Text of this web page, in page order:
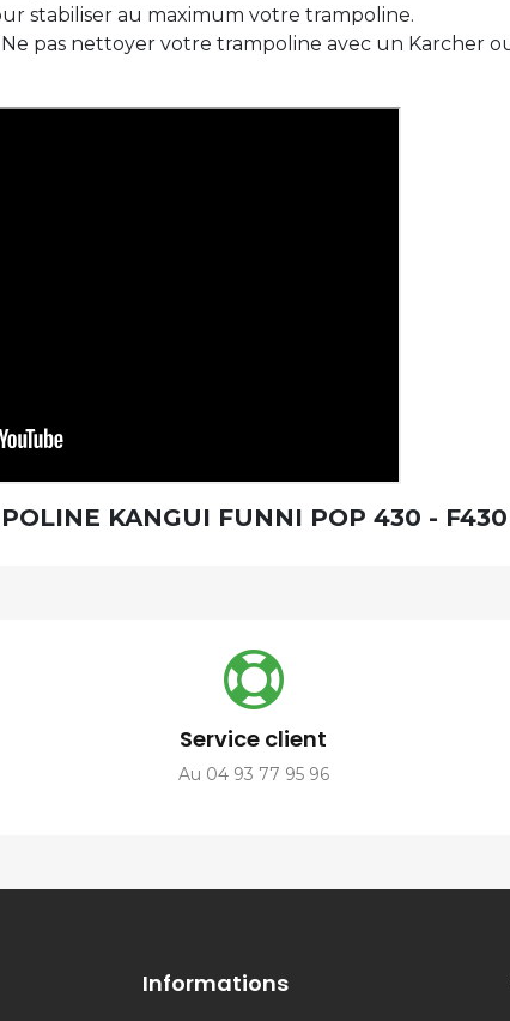
stabiliser au maximum votre trampoline.
pas nettoyer votre trampoline avec un Karcher
KANGUI FUNNI POP 430 -
Service client
Au 04 93 77 95 96
Informations